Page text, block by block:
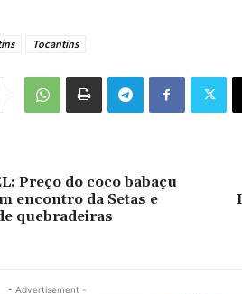
Tocantins
Preço do coco babaçu
encontro da Setas e
quebradeiras
- Advertisement -